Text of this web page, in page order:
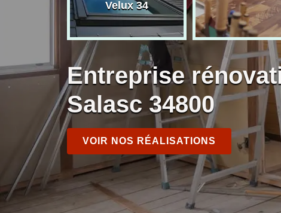
Velux 34
Entreprise
Salasc 34800
VOIR NOS RÉALISATIONS